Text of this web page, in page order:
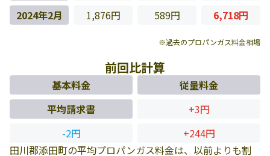
2024年2月
1,876円 589円 6,718円
※過去のプロパンガス料金相場
前回比計算
基本料金
従量料金
平均請求書
+3円
-2円
+244円
田川郡添田町の平均プロパンガス料金は、以前よりも割